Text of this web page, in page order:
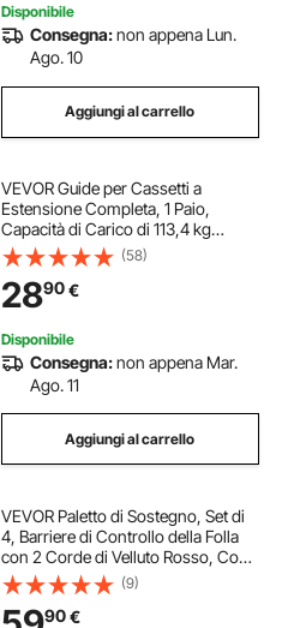
Disponibile
Consegna:non appena Lun.
Ago. 10
Aggiungi al carrello
VEVOR Guide per Cassetti a
Estensione Completa, 1 Paio,
Capacità di Carico di 113,4 kg
Binario per Cassetti con
Bloccaggio, Cuscinetti a Sfera con
Guida Scorrevole, Lunghezza
Estensione 900 mm
(58)
2890€
Disponibile
Consegna:non appena Mar.
Ago. 11
Aggiungi al carrello
VEVOR Paletto di Sostegno, Set di
4, Barriere di Controllo della Folla
con 2 Corde di Velluto Rosso, Coda
di Palo di Sostegno in Acciaio Inox
Argentato da 1,5 m con Base Cava
per Festa, Matrimonio
(9)
90€